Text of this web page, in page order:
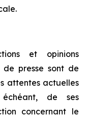
et opinions
de presse sont de
attentes actuelles
de ses
concernant le